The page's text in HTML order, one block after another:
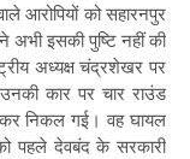
आरोपियों को सहारनपुर
अभी इसकी पुष्टि नहीं की
अध्यक्ष चंद्रशेखर पर
कार पर चार राउंड
निकल गई। वह घायल
पहले देवबंद के सरकारी